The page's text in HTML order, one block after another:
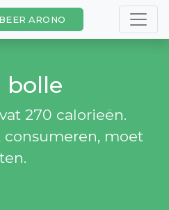
ARONO
bolle
270 calorieën.
consumeren, moet